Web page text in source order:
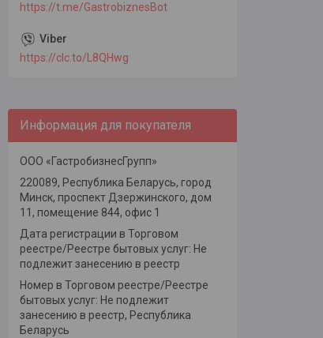
https://t.me/GastrobiznesBot
https://clc.to/L8QHwg
Информация для покупателя
ООО «ГастробизнесГрупп»
220089, Республика Беларусь, город
Минск, проспект Дзержинского, дом
11, помещение 844, офис 1
Дата регистрации в Торговом
реестре/Реестре бытовых услуг: Не
подлежит занесению в реестр
Номер в Торговом реестре/Реестре
бытовых услуг: Не подлежит
занесению в реестр, Республика
Беларусь